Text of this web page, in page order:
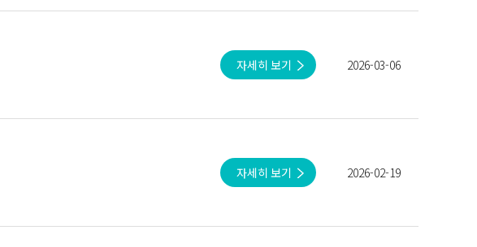
자세히 보기 2026-03-06
자세히 보기 2026-02-19